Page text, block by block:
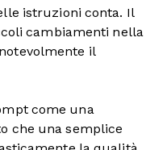
istruzioni conta. Il
cambiamenti nella
il
come una
che una semplice